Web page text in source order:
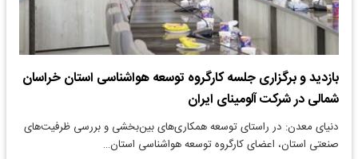
بازدید و برگزاری جلسه کارگروه توسعه هواشناسی استان خراسان
شمالی در شرکت آلومینای ایران
دنیای معدن: در راستای توسعه همکاری‌های بین‌بخشی و بررسی ظرفیت‌های
صنعتی استان، اعضای کارگروه توسعه هواشناسی استان…